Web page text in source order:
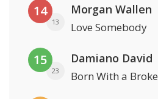
14
13
Morgan Wallen
Love Somebody
15
23
Damiano David
Born With a